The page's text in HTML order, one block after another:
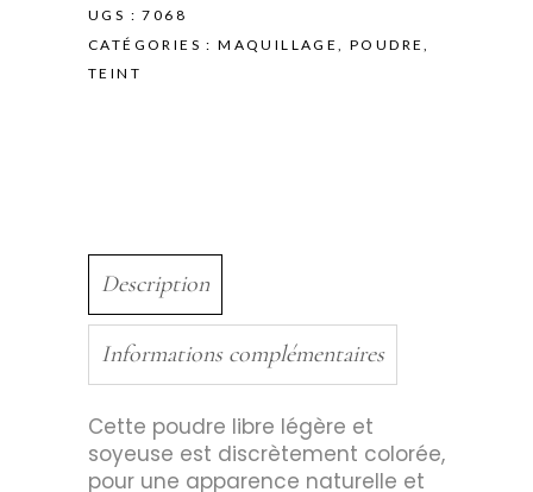
UGS :7068
CATÉGORIES :MAQUILLAGE,POUDRE,
TEINT
Description
Informations complémentaires
Cette poudre libre légère et
soyeuse est discrètement colorée,
pour une apparence naturelle et